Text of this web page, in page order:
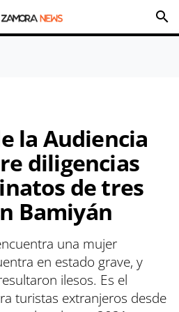
search
la Audiencia
diligencias
de tres
Bamiyán
una mujer
en estado grave, y
ilesos. Es el
turistas extranjeros desde